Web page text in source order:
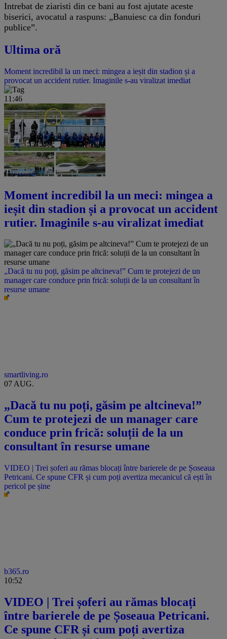
Intrebat de ziaristi din ce bani au fost ajutate aceste
biserici, avocatul a raspuns: „Banuiesc ca din fonduri
publice”.
Ultima oră
Moment incredibil la un meci: mingea a ieșit din stadion și a
provocat un accident rutier. Imaginile s-au viralizat imediat
11:46
Moment incredibil la un meci: mingea a
ieșit din stadion și a provocat un accident
rutier. Imaginile s-au viralizat imediat
„Dacă tu nu poți, găsim pe altcineva!” Cum te protejezi de un
manager care conduce prin frică: soluții de la un consultant în
resurse umane
smartliving.ro
07 AUG.
„Dacă tu nu poți, găsim pe altcineva!”
Cum te protejezi de un manager care
conduce prin frică: soluții de la un
consultant în resurse umane
VIDEO | Trei șoferi au rămas blocați între barierele de pe Șoseaua
Petricani. Ce spune CFR și cum poți avertiza mecanicul că ești în
pericol pe șine
b365.ro
10:52
VIDEO | Trei șoferi au rămas blocați
între barierele de pe Șoseaua Petricani.
Ce spune CFR și cum poți avertiza